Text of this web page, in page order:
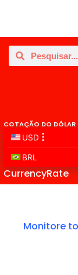
COTAÇÃO DO DÓLAR
CurrencyRate
Monitore